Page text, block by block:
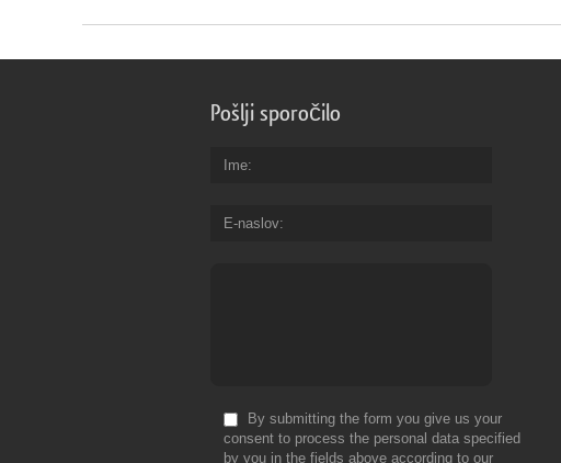
Pošlji sporočilo
Ime
E-naslov
By submitting the form you give us your
consent to process the personal data specified
by you in the fields above according to our